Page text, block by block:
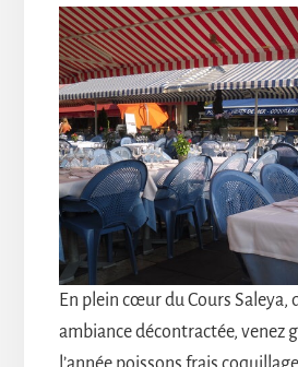
En plein cœur du Cours Saleya,
ambiance décontractée, venez